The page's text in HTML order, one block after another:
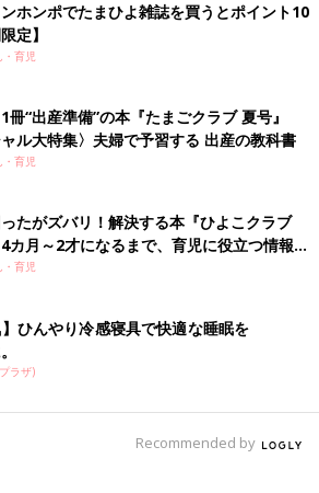
ホンポでたまひよ雑誌を買うとポイント10
定】
・育児
冊“出産準備”の本『たまごクラブ 夏号』
ャル大特集〉夫婦で予習する 出産の教科書
・育児
たがズバリ！解決する本『ひよこクラブ
月～2才になるまで、育児に役立つ情報が
・育児
】ひんやり冷感寝具で快適な睡眠を
ラザ)
Recommended by